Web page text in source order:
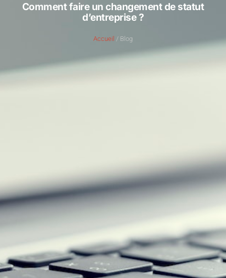
Comment faire un changement de statut
d’entreprise ?
Accueil / Blog